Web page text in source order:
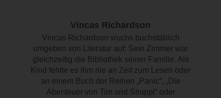
Vincas Richardson
Vincas Richardson wuchs buchstäblich
umgeben von Literatur auf: Sein Zimmer war
gleichzeitig die Bibliothek seiner Familie. Als
Kind fehlte es ihm nie an Zeit zum Lesen oder
an einem Buch der Reihen „Panic“, „Die
Abenteuer von Tim und Struppi“ oder